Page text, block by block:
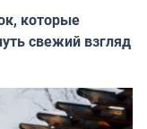
которые
свежий взгляд